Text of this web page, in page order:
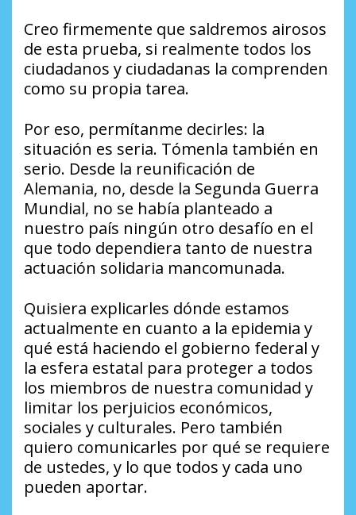
Creo firmemente que saldremos airosos
de esta prueba, si realmente todos los
ciudadanos y ciudadanas la comprenden
como su propia tarea.
Por eso, permítanme decirles: la
situación es seria. Tómenla también en
serio. Desde la reunificación de
Alemania, no, desde la Segunda Guerra
Mundial, no se había planteado a
nuestro país ningún otro desafío en el
que todo dependiera tanto de nuestra
actuación solidaria mancomunada.
Quisiera explicarles dónde estamos
actualmente en cuanto a la epidemia y
qué está haciendo el gobierno federal y
la esfera estatal para proteger a todos
los miembros de nuestra comunidad y
limitar los perjuicios económicos,
sociales y culturales. Pero también
quiero comunicarles por qué se requiere
de ustedes, y lo que todos y cada uno
pueden aportar.